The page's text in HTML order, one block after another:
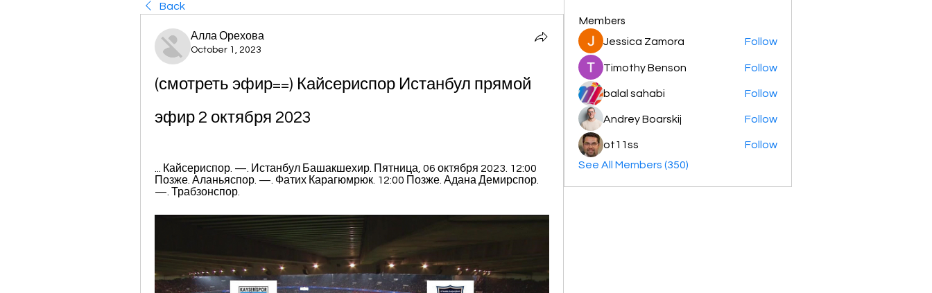
Back
Алла Орехова
October 1, 2023
(смотреть эфир==) Кайсериспор Истанбул прямой
эфир 2 октября 2023
... Кайсериспор. —. Истанбул Башакшехир. Пятница, 06 октября 2023. 12:00
Позже. Аланьяспор. —. Фатих Карагюмрюк. 12:00 Позже. Адана Демирспор.
—. Трабзонспор.
Members
Jessica Zamora Follow
Timothy Benson Follow
balal sahabi Follow
Andrey Boarskij Follow
ot11ss
Follow
See All Members (350)